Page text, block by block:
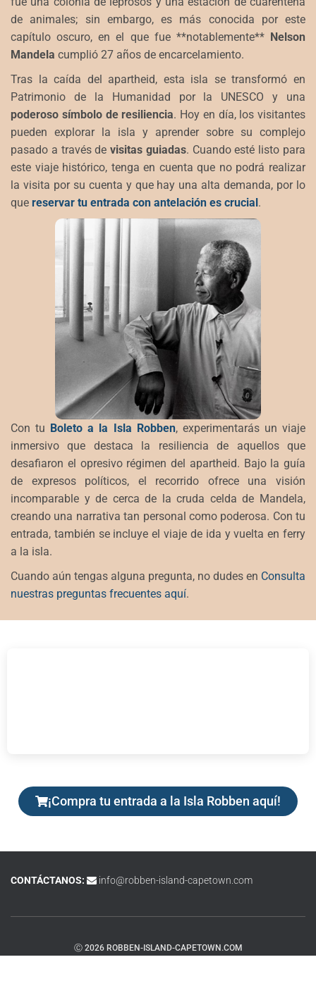
de animales; sin embargo, es más conocida por este
capítulo oscuro, en el que fue **notablemente** Nelson
Mandela cumplió 27 años de encarcelamiento.
Tras la caída del apartheid, esta isla se transformó en
Patrimonio de la Humanidad por la UNESCO y una
poderoso símbolo de resiliencia. Hoy en día, los visitantes
pueden explorar la isla y aprender sobre su complejo
pasado a través devisitas guiadas. Cuando esté listo para
este viaje histórico, tenga en cuenta que no podrá realizar
la visita por su cuenta y que hay una alta demanda, por lo
que reservar tu entrada con antelación es crucial.
Con tu Boleto a la Isla Robben, experimentarás un viaje
inmersivo que destaca la resiliencia de aquellos que
desafiaron el opresivo régimen del apartheid. Bajo la guía
de expresos políticos, el recorrido ofrece una visión
incomparable y de cerca de la cruda celda de Mandela,
creando una narrativa tan personal como poderosa. Con tu
entrada, también se incluye el viaje de ida y vuelta en ferry
a la isla.
Cuando aún tengas alguna pregunta, no dudes en Consulta
nuestras preguntas frecuentes aquí.
¡Compra tu entrada a la Isla Robben aquí!
CONTÁCTANOS: info@robben-island-capetown.com
Ⓒ 2026 ROBBEN-ISLAND-CAPETOWN.COM